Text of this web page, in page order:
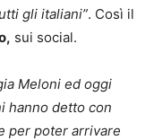
gli italiani”. Così il
sui social.
Meloni ed oggi
hanno detto con
per poter arrivare